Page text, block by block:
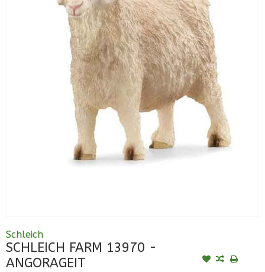
Schleich
SCHLEICH FARM 13970 -
ANGORAGEIT